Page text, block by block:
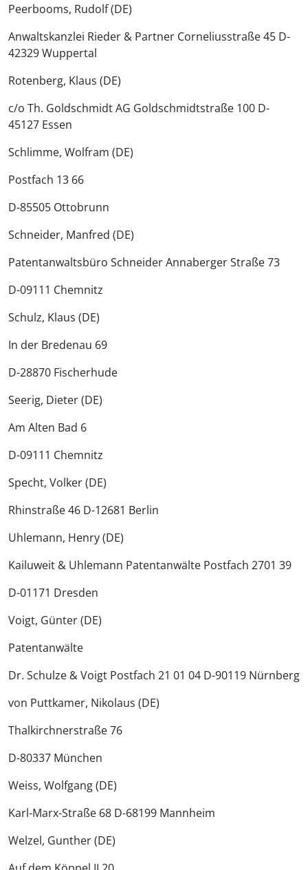
Peerbooms, Rudolf (DE)
Anwaltskanzlei Rieder & Partner Corneliusstraße 45 D-
42329 Wuppertal
Rotenberg, Klaus (DE)
c/o Th. Goldschmidt AG Goldschmidtstraße 100 D-
45127 Essen
Schlimme, Wolfram (DE)
Postfach 13 66
D-85505 Ottobrunn
Schneider, Manfred (DE)
Patentanwaltsbüro Schneider Annaberger Straße 73
D-09111 Chemnitz
Schulz, Klaus (DE)
In der Bredenau 69
D-28870 Fischerhude
Seerig, Dieter (DE)
Am Alten Bad 6
D-09111 Chemnitz
Specht, Volker (DE)
Rhinstraße 46 D-12681 Berlin
Uhlemann, Henry (DE)
Kailuweit & Uhlemann Patentanwälte Postfach 2701 39
D-01171 Dresden
Voigt, Günter (DE)
Patentanwälte
Dr. Schulze & Voigt Postfach 21 01 04 D-90119 Nürnberg
von Puttkamer, Nikolaus (DE)
Thalkirchnerstraße 76
D-80337 München
Weiss, Wolfgang (DE)
Karl-Marx-Straße 68 D-68199 Mannheim
Welzel, Gunther (DE)